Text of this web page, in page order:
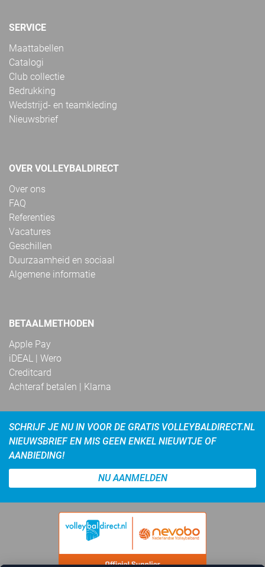
SERVICE
Maattabellen
Catalogi
Club collectie
Bedrukking
Wedstrijd- en teamkleding
Nieuwsbrief
OVER VOLLEYBALDIRECT
Over ons
FAQ
Referenties
Vacatures
Geschillen
Duurzaamheid en sociaal
Algemene informatie
BETAALMETHODEN
Apple Pay
iDEAL | Wero
Creditcard
Achteraf betalen | Klarna
SCHRIJF JE NU IN VOOR DE GRATIS VOLLEYBALDIRECT.NL
NIEUWSBRIEF EN MIS GEEN ENKEL NIEUWTJE OF
AANBIEDING!
NU AANMELDEN